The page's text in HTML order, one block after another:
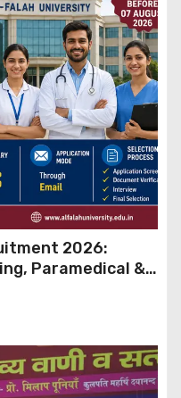
2026:
Paramedical &
Through Email